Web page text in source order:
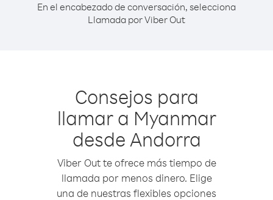
En el encabezado de conversación, selecciona
Llamada por Viber Out
Consejos para
llamar a Myanmar
desde Andorra
Viber Out te ofrece más tiempo de
llamada por menos dinero. Elige
una de nuestras flexibles opciones